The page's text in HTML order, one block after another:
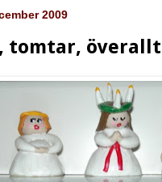
2009
tomtar,